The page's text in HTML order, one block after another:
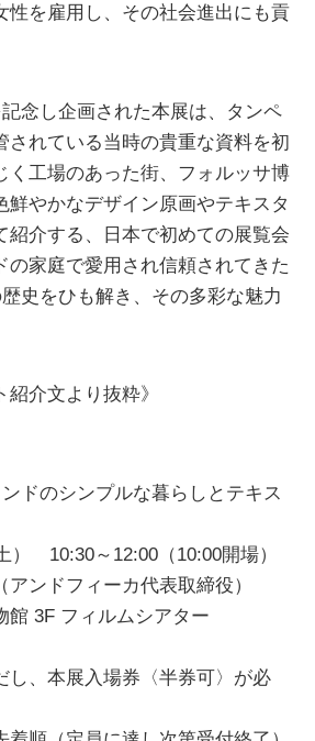
性を雇用し、その社会進出にも貢
念し企画された本展は、タンペ
されている当時の貴重な資料を初
く工場のあった街、フォルッサ博
鮮やかなデザイン原画やテキスタ
紹介する、日本で初めての展覧会
の家庭で愛用され信頼されてきた
史をひも解き、その多彩な魅力
紹介文より抜粋》
ドのシンプルな暮らしとテキス
） 10:30～12:00（10:00開場）
ンドフィーカ代表取締役）
館 3F フィルムシアター
し、本展入場券〈半券可〉が必